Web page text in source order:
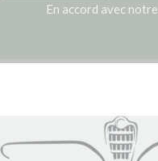
En accord avec notre